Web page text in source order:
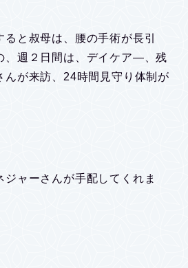
と叔母は、腰の手術が長引
、週２日間は、デイケア―、残
んが来訪、24時間見守り体制が
ジャーさんが手配してくれま